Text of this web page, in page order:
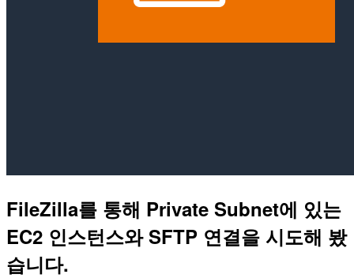
FileZilla를 통해 Private Subnet에 있는
EC2 인스턴스와 SFTP 연결을 시도해 봤
습니다.